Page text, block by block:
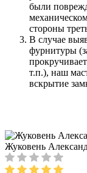
были
стороны
В случае
фурнитуры
т.п.), наш
вскрытие
Жуковень